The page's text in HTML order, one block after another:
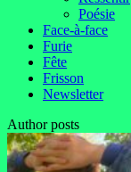
Poésie
Face-à-face
Furie
Fête
Frisson
Newsletter
Author posts